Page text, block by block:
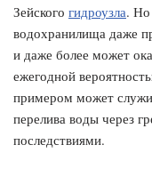
Зейского гидроузла. Но
водохранилища даже
и даже более может
ежегодной
примером может
перелива воды через
последствиями.